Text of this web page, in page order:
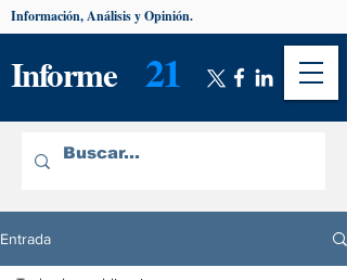
Informe 21
Información, Análisis y Opinión.
Entrada